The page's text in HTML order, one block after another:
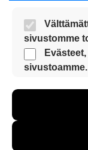
Mutta
Kun ihminen on
sivustomme
Nämä
sivustoamme
sivustoamme.
kehittää
miten sivuilla